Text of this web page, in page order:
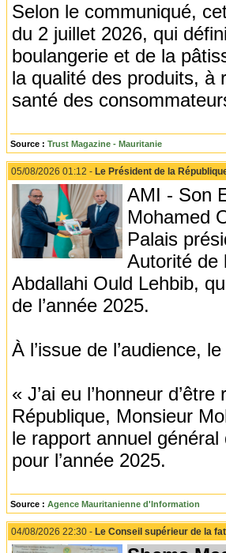
Selon le communiqué,
du 2 juillet 2026, qui
boulangerie et de la
la qualité des produits, à
santé des
Source : Trust Magazine - Mauritanie
05/08/2026 01:12 - Le Président de la
AMI - Son
Mohamed
Palais
Autorité de
Abdallahi Ould Lehbib,
de l’année 2025.
À l’issue de l’audience,
« J’ai eu l’honneur
République, Monsieur
le rapport annuel
pour l’année 2025.
Source : Agence Mauritanienne d'Information
04/08/2026 22:30 - Le Conseil supérieur de la